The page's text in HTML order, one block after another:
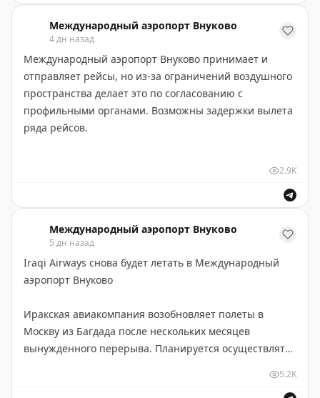
из Багдада после нескольких месяцев перерыва.
Планируется выполнять два рейса в неделю (по
вторникам и субботам).
По информации перевозчика, решение о
восстановлении авиасообщения обусловлено
растущим спросом на прямые рейсы из Багдада в
Москву.
Международный аэропорт Внуково
4 дн назад
Международный аэропорт Внуково принимает и
отправляет рейсы, но из-за ограничений воздушного
пространства делает это по согласованию с
профильными органами. Возможны задержки вылета
ряда рейсов.
passengers/reysi/online-tablo
- по телефону справочной аэропорта: +7 (495) 937-55-
- через чат-бот:max.ru/vnukovo_bot
информируют авиакомпании.
2.9K
Международный аэропорт Внуково
5 дн назад
Iraqi Airways снова будет летать в Международный
аэропорт Внуково
Иракская авиакомпания возобновляет полеты в
Москву из Багдада после нескольких месяцев
вынужденного перерыва. Планируется осуществлять
5.2K